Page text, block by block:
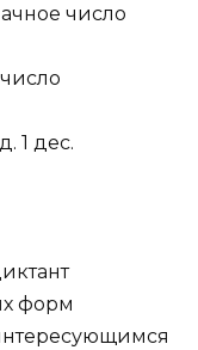
число
1 дес.
форм